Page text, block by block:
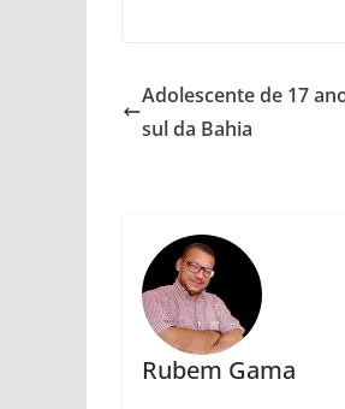
Adolescente de 17
sul da Bahia
Rubem Gama